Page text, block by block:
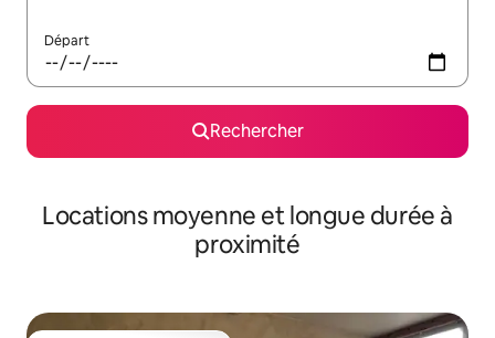
Départ
Rechercher
Locations moyenne et longue durée à
proximité